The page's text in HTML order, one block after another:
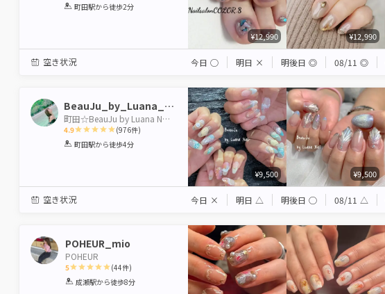
1 2 3 4 5
町田駅から徒歩2分
¥12,990 ¥12,990
空き状況 今日 ◯ 明日 × 明後日 ◎ 08/11 ◎
BeauJu_by_Luana_Nail
町田☆BeauJu by Luana Nail （ﾎﾞｰｼﾞｭ）
4.9
1 2 3 4 5
(976件)
町田駅から徒歩4分
¥9,500 ¥9,500
空き状況 今日 × 明日 △ 明後日 ◯ 08/11 △
POHEUR_mio
POHEUR
5
1 2 3 4 5
(44件)
成瀬駅から徒歩8分